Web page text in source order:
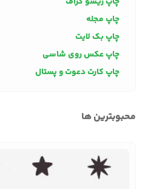
چاپ مجله
چاپ بک لایت
چاپ عکس روی شاسی
چاپ کارت دعوت و پستال
محبوبترین ها